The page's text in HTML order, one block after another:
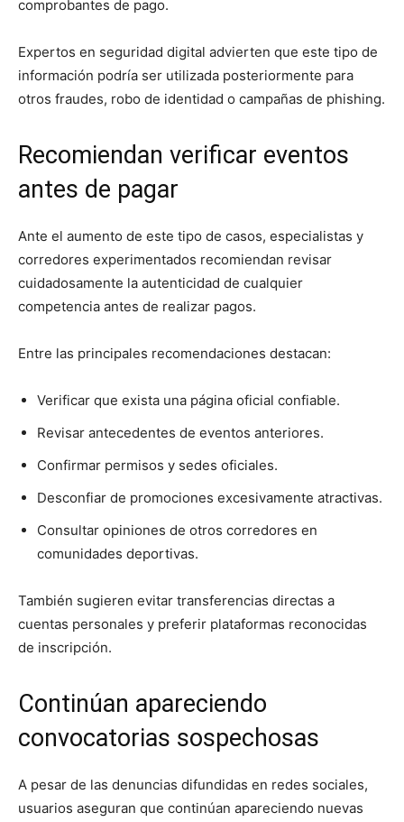
comprobantes de pago.
Expertos en seguridad digital advierten que este tipo de
información podría ser utilizada posteriormente para
otros fraudes, robo de identidad o campañas de phishing.
Recomiendan verificar eventos
antes de pagar
Ante el aumento de este tipo de casos, especialistas y
corredores experimentados recomiendan revisar
cuidadosamente la autenticidad de cualquier
competencia antes de realizar pagos.
Entre las principales recomendaciones destacan:
Verificar que exista una página oficial confiable.
Revisar antecedentes de eventos anteriores.
Confirmar permisos y sedes oficiales.
Desconfiar de promociones excesivamente atractivas.
Consultar opiniones de otros corredores en
comunidades deportivas.
También sugieren evitar transferencias directas a
cuentas personales y preferir plataformas reconocidas
de inscripción.
Continúan apareciendo
convocatorias sospechosas
A pesar de las denuncias difundidas en redes sociales,
usuarios aseguran que continúan apareciendo nuevas